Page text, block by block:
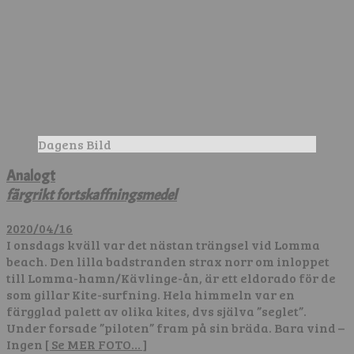
Dagens Bild
Analogt
färgrikt fortskaffningsmedel
2020/04/16
I onsdags kväll var det nästan trängsel vid Lomma
beach. Den lilla badstranden strax norr om inloppet
till Lomma-hamn/Kävlinge-ån, är ett eldorado för de
som gillar Kite-surfning. Hela himmeln var en
färgglad palett av olika kites, dvs själva ”seglet”.
Under forsade ”piloten” fram på sin bräda. Bara vind –
Ingen [ Se MER FOTO… ]